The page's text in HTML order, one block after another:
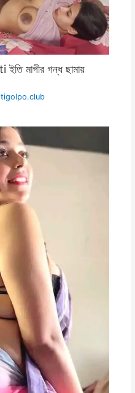
মাগীর গন্ধ ছামায়